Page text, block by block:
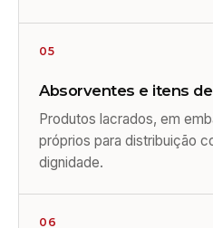
05
Absorventes e itens
Produtos lacrados, em
próprios para distribuição
dignidade.
06